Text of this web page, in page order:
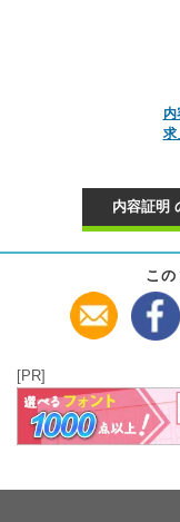
内
求
内容証明
こ
[PR]